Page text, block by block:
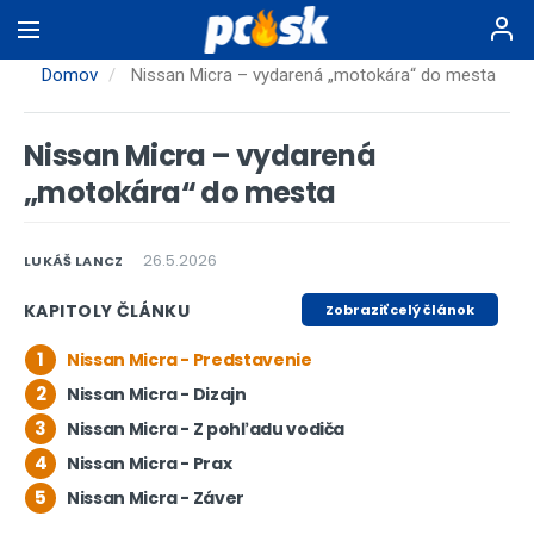
na
hlavnýDomov Nissan Micra – vydarená „motokára“ do mesta
Nissan Micra – vydarená
„motokára“ do mesta
LUKÁŠ LANCZ 26.5.2026
KAPITOLY ČLÁNKU Zobraziť celý článok
1 Nissan Micra - Predstavenie
2 Nissan Micra - Dizajn
3 Nissan Micra - Z pohľadu vodiča
4 Nissan Micra - Prax
5 Nissan Micra - Záver